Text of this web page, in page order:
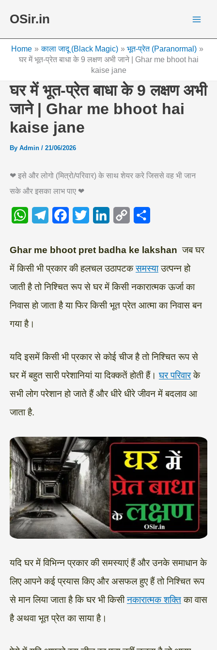
OSir.in
Home काला जादू (Black Magic)
भूत-प्रेत (Paranormal)
घर में भूत-प्रेत बाधा के 9 लक्षण अभी जाने | Ghar me bhoot hai
kaise jane
घर में भूत-प्रेत बाधा के 9 लक्षण अभी
जाने | Ghar me bhoot hai
kaise jane
By Admin / 21/06/2026
❤ इसे और लोगो (मित्रो/परिवार) के साथ शेयर करे जिससे वह भी जान
सके और इसका लाभ पाए ❤
W
a
t
s
p
e
g
c
e
i
t
n
k
e
p
y
a
r
Ghar me bhoot pret badha ke lakshan जब घर
में किसी भी प्रकार की हलचल उठापटकसमस्याउत्पन्न हो
जाती है तो निश्चित रूप से घर में किसी नकारात्मक ऊर्जा का
निवास हो जाता है या फिर किसी भूत प्रेत आत्मा का निवास बन
गया है।
यदि इसमें किसी भी प्रकार से कोई चीज है तो निश्चित रूप से
घर में बहुत सारी परेशानियां या दिक्कतें होती हैं।घर परिवारके
सभी लोग परेशान हो जाते हैं और धीरे धीरे जीवन में बदलाव आ
जाता है.
यदि घर में विभिन्न प्रकार की समस्याएं हैं और उनके समाधान के
लिए आपने कई प्रयास किए और असफल हुए हैं तो निश्चित रूप
से मान लिया जाता है कि घर भी किसीनकारात्मक शक्तिका वास
है अथवा भूत प्रेत का साया है।